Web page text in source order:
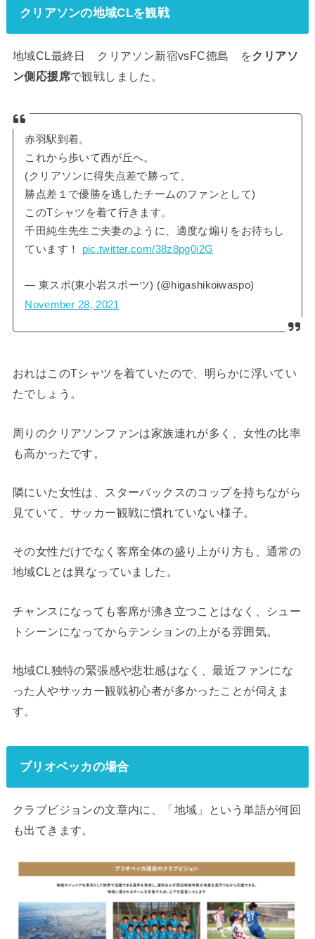
クリアソンの地域CLを観戦
地域CL最終日 クリアソン新宿vsFC徳島 をクリアソ
ン側応援席で観戦しました。
赤羽駅到着。
これから歩いて西が丘へ。
(クリアソンに得失点差で勝って、
勝点差１で優勝を逃したチームのファンとして)
このTシャツを着て行きます。
千田純生先生ご夫妻のように、適度な煽りをお待ちし
ています！ pic.twitter.com/38z8pg0i2G
— 東スポ(東小岩スポーツ) (@higashikoiwaspo)
November 28, 2021
おれはこのTシャツを着ていたので、明らかに浮いてい
たでしょう。
周りのクリアソンファンは家族連れが多く、女性の比率
も高かったです。
隣にいた女性は、スターバックスのコップを持ちながら
見ていて、サッカー観戦に慣れていない様子。
その女性だけでなく客席全体の盛り上がり方も、通常の
地域CLとは異なっていました。
チャンスになっても客席が沸き立つことはなく、シュー
トシーンになってからテンションの上がる雰囲気。
地域CL独特の緊張感や悲壮感はなく、最近ファンにな
った人やサッカー観戦初心者が多かったことが伺えま
す。
ブリオベッカの場合
クラブビジョンの文章内に、「地域」という単語が何回
も出てきます。